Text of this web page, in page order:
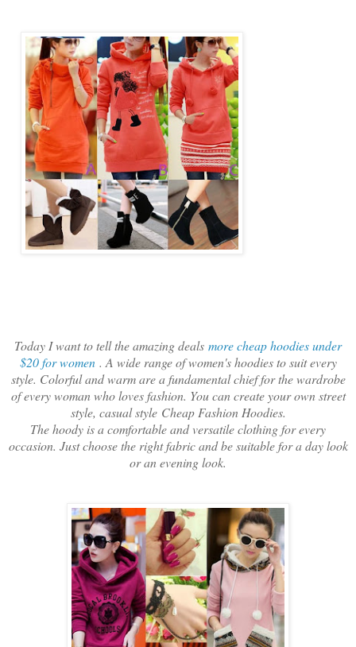
Today I want to tell the amazing deals more cheap hoodies under
$20 for women. A wide range of women's hoodies to suit every
style. Colorful and warm are a fundamental chief for the wardrobe
of every woman who loves fashion. You can create your own street
style, casual style Cheap Fashion Hoodies.
The hoody is a comfortable and versatile clothing for every
occasion. Just choose the right fabric and be suitable for a day look
or an evening look.